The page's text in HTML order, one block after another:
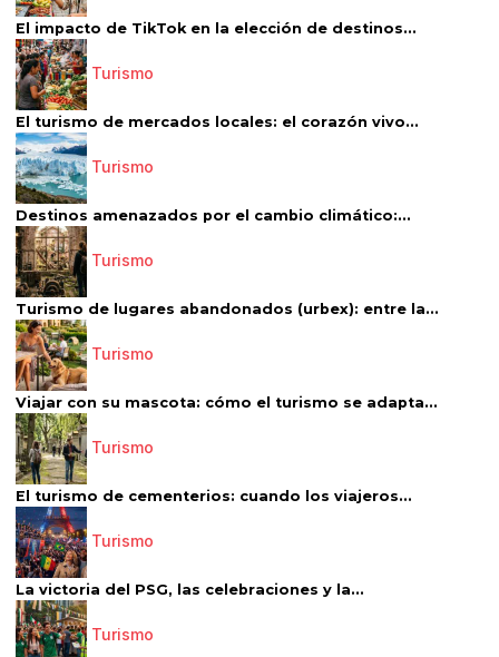
El impacto de TikTok en la elección de destinos...
Turismo
El turismo de mercados locales: el corazón vivo...
Turismo
Destinos amenazados por el cambio climático:...
Turismo
Turismo de lugares abandonados (urbex): entre la...
Turismo
Viajar con su mascota: cómo el turismo se adapta...
Turismo
El turismo de cementerios: cuando los viajeros...
Turismo
La victoria del PSG, las celebraciones y la...
Turismo